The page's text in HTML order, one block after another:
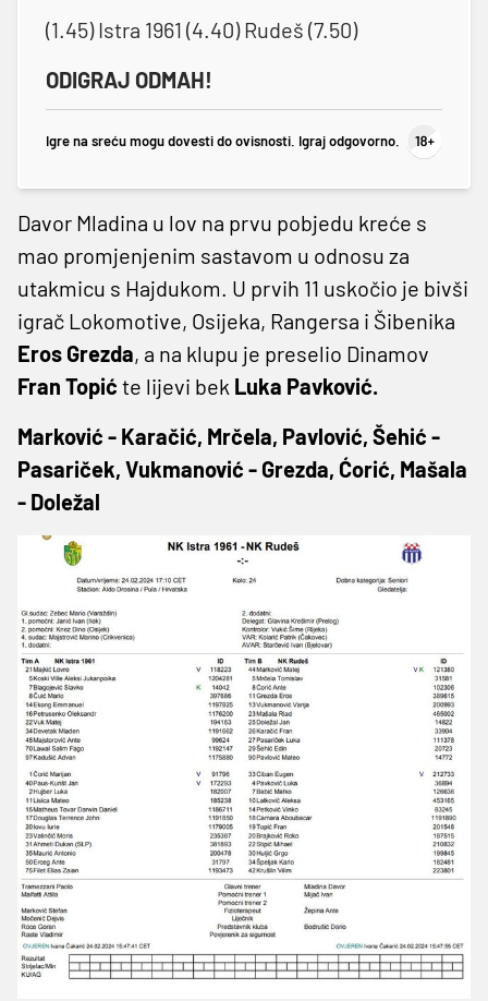
(1.45) Istra 1961 (4.40) Rudeš (7.50)
ODIGRAJ ODMAH!
Igre na sreću mogu dovesti do ovisnosti. Igraj odgovorno.
Davor Mladina u lov na prvu pobjedu kreće s
mao promjenjenim sastavom u odnosu za
utakmicu s Hajdukom. U prvih 11 uskočio je bivši
igrač Lokomotive, Osijeka, Rangersa i Šibenika
Eros Grezda, a na klupu je preselio Dinamov
Fran Topić te lijevi bek Luka Pavković.
Marković - Karačić, Mrčela, Pavlović, Šehić -
Pasariček, Vukmanović - Grezda, Ćorić, Mašala
- Doležal